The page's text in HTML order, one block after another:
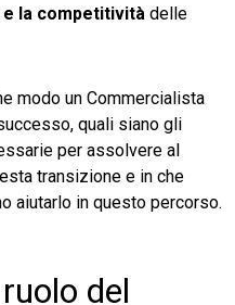
la competitività delle
modo un Commercialista
quali siano gli
per assolvere al
transizione e in che
aiutarlo in questo percorso.
del